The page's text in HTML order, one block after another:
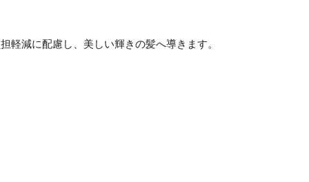
減に配慮し、美しい輝きの髪へ導きます。